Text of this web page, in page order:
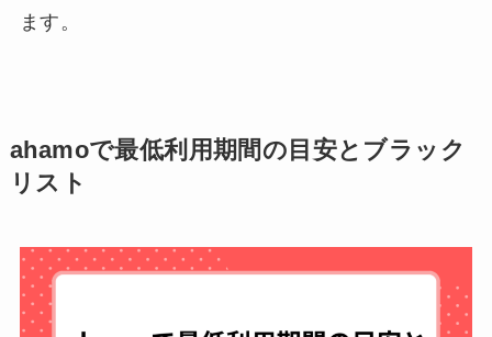
ます。
ahamoで最低利用期間の目安とブラック
リスト